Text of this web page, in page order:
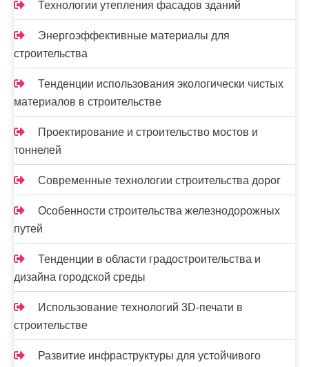
Технологии утепления фасадов зданий
Энергоэффективные материалы для
строительства
Тенденции использования экологически чистых
материалов в строительстве
Проектирование и строительство мостов и
тоннелей
Современные технологии строительства дорог
Особенности строительства железнодорожных
путей
Тенденции в области градостроительства и
дизайна городской среды
Использование технологий 3D-печати в
строительстве
Развитие инфраструктуры для устойчивого